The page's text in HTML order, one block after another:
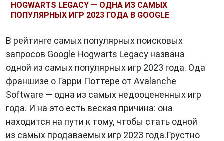
HOGWARTS LEGACY — ОДНА ИЗ САМЫХ
ПОПУЛЯРНЫХ ИГР 2023 ГОДА В GOOGLE
В рейтинге самых популярных поисковых
запросов Google Hogwarts Legacy названа
одной из самых популярных игр 2023 года. Ода
франшизе о Гарри Поттере от Avalanche
Software — одна из самых недооцененных игр
года. И на это есть веская причина: она
находится на пути к тому, чтобы стать одной
из самых продаваемых игр 2023 года.Грустно